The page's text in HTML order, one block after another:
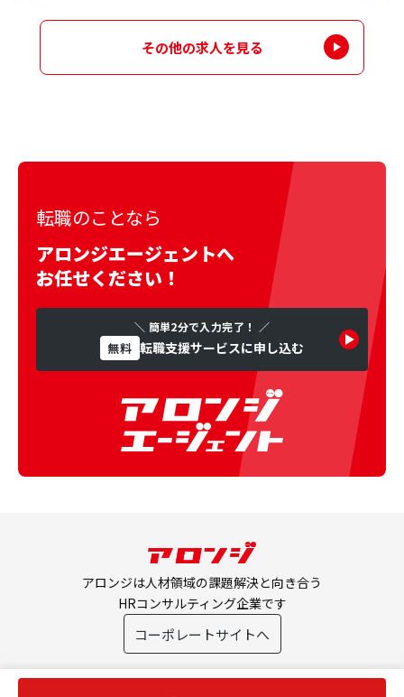
その他の求人を見る
転職のことなら
アロンジエージェントへ
お任せください！
＼ 簡単2分で入力完了！ ／
無料 転職支援サービスに申し込む
アロンジは人材領域の課題解決と向き合う
HRコンサルティング企業です
コーポレートサイトへ